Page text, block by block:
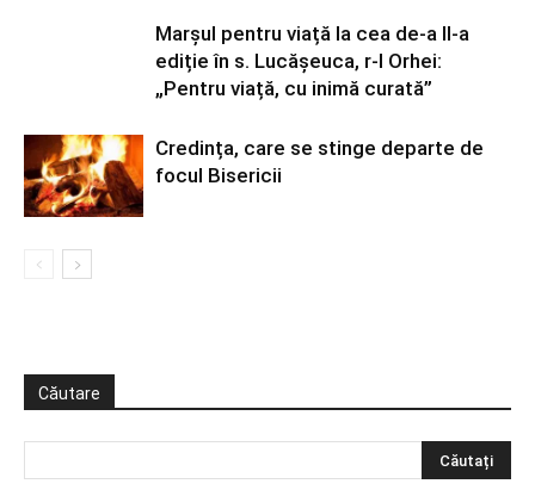
Marșul pentru viață la cea de-a II-a
ediție în s. Lucășeuca, r-l Orhei:
„Pentru viață, cu inimă curată”
Credința, care se stinge departe de
focul Bisericii
Căutare